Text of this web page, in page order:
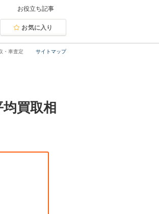
お役立ち記事
お気に入り
サイトマップ
・車査定
買取相